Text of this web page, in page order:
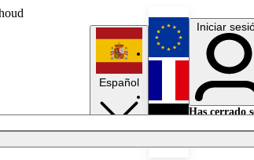
Español
English
Français
Iniciar
Has cerrado